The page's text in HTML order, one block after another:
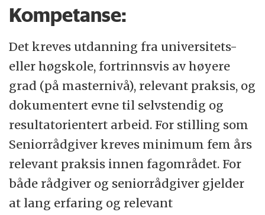
Kompetanse:
Det kreves utdanning fra universitets-
eller høgskole, fortrinnsvis av høyere
grad (på masternivå), relevant praksis, og
dokumentert evne til selvstendig og
resultatorientert arbeid. For stilling som
Seniorrådgiver kreves minimum fem års
relevant praksis innen fagområdet. For
både rådgiver og seniorrådgiver gjelder
at lang erfaring og relevant